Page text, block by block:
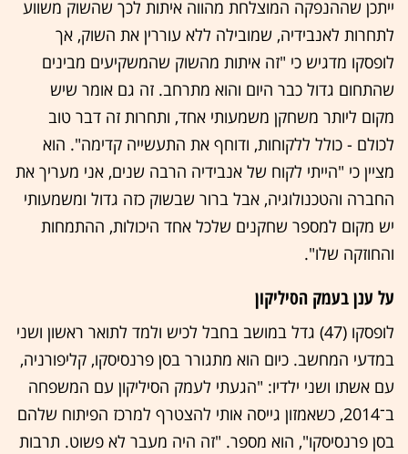
ייתכן שההנפקה המוצלחת מהווה איתות לכך שהשוק משווע
לתחרות לאנבידיה, שמובילה ללא עוררין את השוק, אך
לופסקו מדגיש כי "זה איתות מהשוק שהמשקיעים מבינים
שהתחום גדול כבר היום והוא מתרחב. זה גם אומר שיש
מקום ליותר משחקן משמעותי אחד, ותחרות זה דבר טוב
לכולם - כולל ללקוחות, ודוחף את התעשייה קדימה". הוא
מציין כי "הייתי לקוח של אנבידיה הרבה שנים, אני מעריך את
החברה והטכנולוגיה, אבל ברור שבשוק כזה גדול ומשמעותי
יש מקום למספר שחקנים שלכל אחד היכולות, ההתמחות
והחוזקה שלו".
על ענן בעמק הסיליקון
לופסקו (47) גדל במושב בחבל לכיש ולמד לתואר ראשון ושני
במדעי המחשב. כיום הוא מתגורר בסן פרנסיסקו, קליפורניה,
עם אשתו ושני ילדיו: "הגעתי לעמק הסיליקון עם המשפחה
ב־2014, כשאמזון גייסה אותי להצטרף למרכז הפיתוח שלהם
בסן פרנסיסקו", הוא מספר. "זה היה מעבר לא פשוט. תרבות